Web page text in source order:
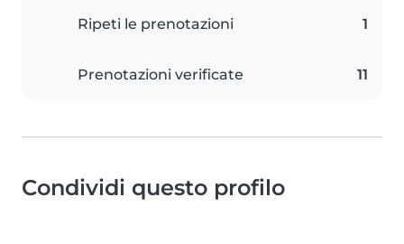
Ripeti le prenotazioni 1
Prenotazioni verificate 11
Condividi questo profilo